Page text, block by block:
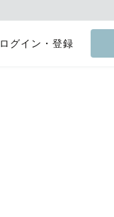
ログイン・登録